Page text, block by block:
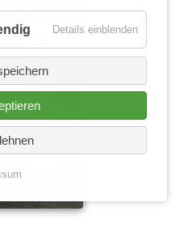
Details einblenden